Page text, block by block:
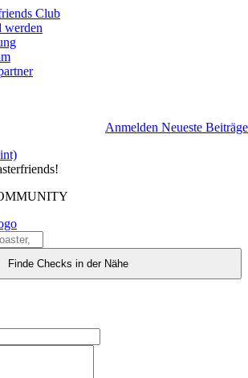
Club
werden
Anmelden Neueste Beiträge
Finde Checks in der Nähe